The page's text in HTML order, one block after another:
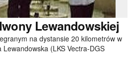
Lewandowskiej
na dystansie 20 kilometrów w
(LKS Vectra-DGS